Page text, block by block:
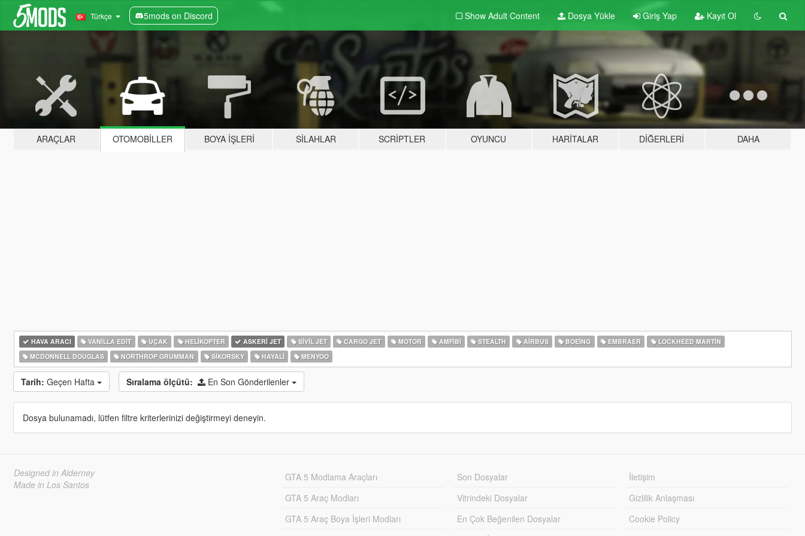
Türkçe 5mods on Discord Show Adult Content Dosya Yükle Giriş Yap Kayıt Ol
ARAÇLAR OTOMOBILLER BOYA İŞLERI SILAHLAR SCRIPTLER OYUNCU HARITALAR DIĞERLERI DAHA
HAVA ARACI VANILLA EDIT UÇAK HELIKOPTER ASKERI JET SIVIL JET CARGO JET MOTOR AMFIBI STEALTH AIRBUS BOEING EMBRAER
LOCKHEED MARTIN
MCDONNELL DOUGLAS
NORTHROP GRUMMAN SIKORSKY HAYALI MENYOO
Tarih: Geçen Hafta Sıralama ölçütü: En Son Gönderilenler
Dosya bulunamadı, lütfen filtre kriterlerinizi değiştirmeyi deneyin.
Designed in Alderney
Made in Los Santos
GTA 5 Modlama Araçları
GTA 5 Araç Modları
GTA 5 Araç Boya İşleri Modları
Son Dosyalar
Vitrindeki Dosyalar
En Çok Beğenilen Dosyalar
İletişim
Gizlilik Anlaşması
Cookie Policy